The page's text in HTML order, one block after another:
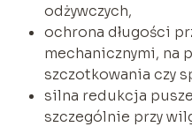
odżywczych,
ochrona długości
mechanicznymi, na
szczotkowania czy
silna redukcja
szczególnie przy